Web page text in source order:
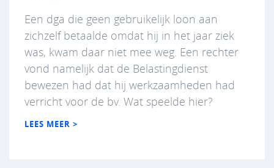
Een dga die geen gebruikelijk loon aan
zichzelf betaalde omdat hij in het jaar ziek
was, kwam daar niet mee weg. Een rechter
vond namelijk dat de Belastingdienst
bewezen had dat hij werkzaamheden had
verricht voor de bv. Wat speelde hier?
LEES MEER >